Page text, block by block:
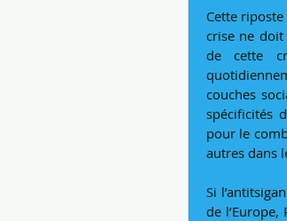
Cette
crise ne doit
de cette
couches
spécificités
pour le
autres dans
Si
de